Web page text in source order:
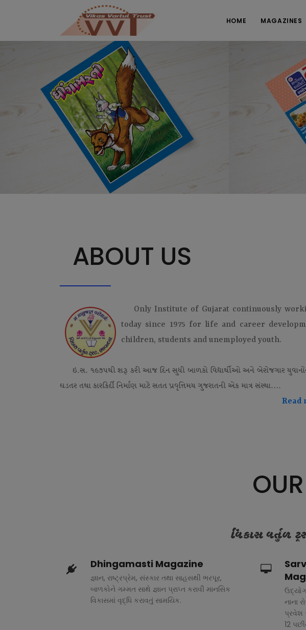
HOME MAGAZINES
ABOUT US
Only Institute of Gujarat continuously
today since 1975 for life and career
children, students and unemployed youth.
ઇ.સ. ૧૯૭૫થી શરૂ કરી આજ દિન સુધી બાળકો વિદ્યાર્થીઓ અને બેરોજગાર
ઘડતર તથા કારકિર્દી નિર્માણ માટે સતત પ્રવૃત્તિમય ગુજરાતની એક માત્ર સંસ્થા....
Read
વિકાસ વર્તુળ
Dhingamasti Magazine
જ્ઞાન, રાષ્ટ્રપ્રેમ, સંસ્કાર તથા સાહસથી ભરપૂર,
બાળકોને ગમ્મત સાથે જ્ઞાન પ્રાપ્ત કરાવી માનસિક
વિકાસમાં વૃદ્ધિ કરાવતું સામયિક.
નાના
પ્રવેશ
12